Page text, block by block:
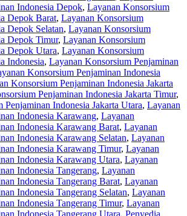
Indonesia Depok, Layanan Konsorsium
Depok Barat, Layanan Konsorsium
Depok Selatan, Layanan Konsorsium
Depok Timur, Layanan Konsorsium
Depok Utara, Layanan Konsorsium
Indonesia, Layanan Konsorsium Penjaminan
Konsorsium Penjaminan Indonesia
Konsorsium Penjaminan Indonesia Jakarta
Penjaminan Indonesia Jakarta Timur,
Indonesia Jakarta Utara, Layanan
Indonesia Karawang, Layanan
Indonesia Karawang Barat, Layanan
Indonesia Karawang Selatan, Layanan
Indonesia Karawang Timur, Layanan
Indonesia Karawang Utara, Layanan
Indonesia Tangerang, Layanan
Indonesia Tangerang Barat, Layanan
Indonesia Tangerang Selatan, Layanan
Indonesia Tangerang Timur, Layanan
Indonesia Tangerang Utara, Penyedia